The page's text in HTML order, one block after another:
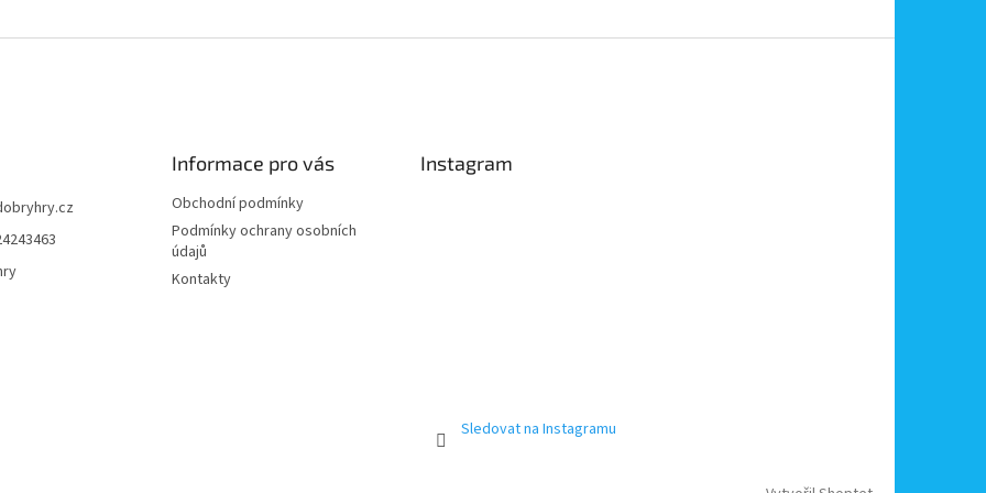
Informace pro vás
Obchodní podmínky
Podmínky ochrany osobních
údajů
Kontakty
Instagram
Sledovat na Instagramu